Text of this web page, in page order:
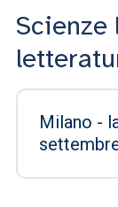
Milano -